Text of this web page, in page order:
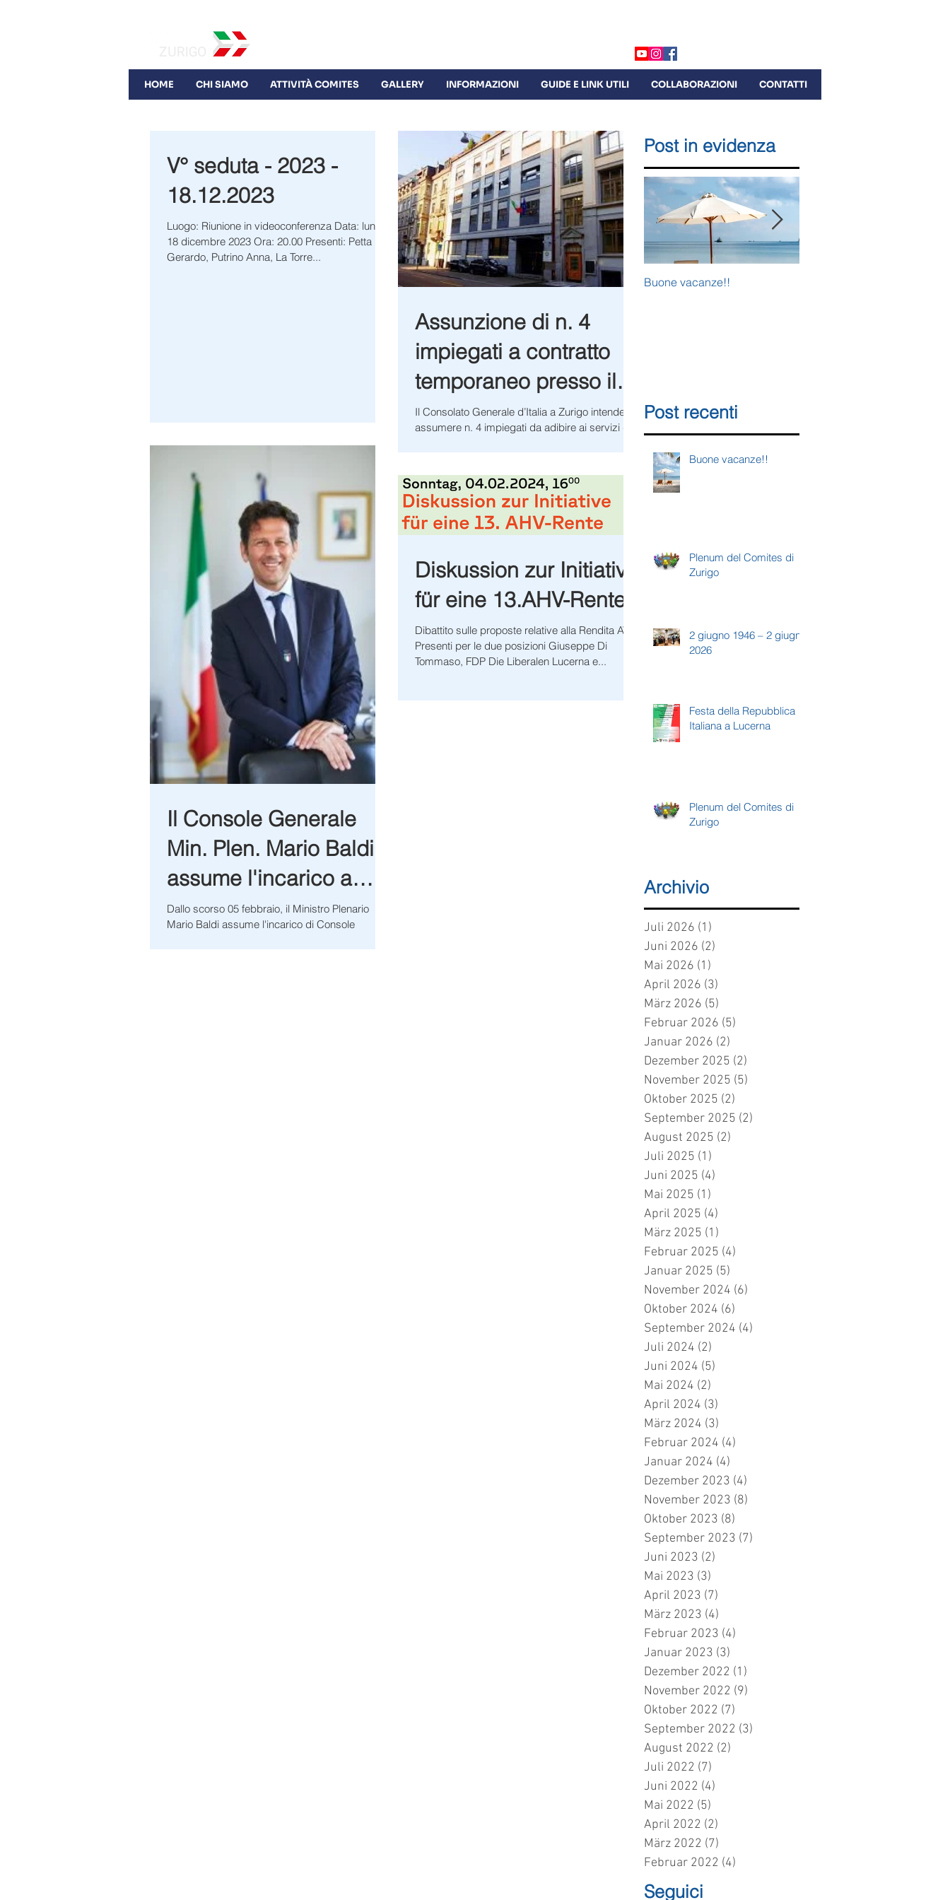
HOME CHI SIAMO ATTIVITÀ COMITES GALLERY INFORMAZIONI GUIDE E LINK UTILI COLLABORAZIONI CONTATTI
V° seduta - 2023 -
18.12.2023
Luogo: Riunione in videoconferenza Data: lunedì
18 dicembre 2023 Ora: 20.00 Presenti: Petta
Gerardo, Putrino Anna, La Torre...
Assunzione di n. 4
impiegati a contratto
temporaneo presso il
Consolato Generale
d'Italia in Zurigo
Il Consolato Generale d’Italia a Zurigo intende
assumere n. 4 impiegati da adibire ai servizi di
Il Console Generale
Min. Plen. Mario Baldi
assume l'incarico a
Zurigo
Dallo scorso 05 febbraio, il Ministro Plenario
Mario Baldi assume l'incarico di Console
Diskussion zur Initiative
für eine 13.AHV-Rente
Dibattito sulle proposte relative alla Rendita AVS.
Presenti per le due posizioni Giuseppe Di
Tommaso, FDP Die Liberalen Lucerna e...
Post in evidenza
Buone vacanze!!
Post recenti
Buone vacanze!!
Plenum del Comites di
Zurigo
2 giugno 1946 – 2 giugno
2026
Festa della Repubblica
Italiana a Lucerna
Plenum del Comites di
Zurigo
Archivio
Juli 2026 (1)
Juni 2026 (2)
Mai 2026 (1)
April 2026 (3)
März 2026 (5)
Februar 2026 (5)
Januar 2026 (2)
Dezember 2025 (2)
November 2025 (5)
Oktober 2025 (2)
September 2025 (2)
August 2025 (2)
Juli 2025 (1)
Juni 2025 (4)
Mai 2025 (1)
April 2025 (4)
März 2025 (1)
Februar 2025 (4)
Januar 2025 (5)
November 2024 (6)
Oktober 2024 (6)
September 2024 (4)
Juli 2024 (2)
Juni 2024 (5)
Mai 2024 (2)
April 2024 (3)
März 2024 (3)
Februar 2024 (4)
Januar 2024 (4)
Dezember 2023 (4)
November 2023 (8)
Oktober 2023 (8)
September 2023 (7)
Juni 2023 (2)
Mai 2023 (3)
April 2023 (7)
März 2023 (4)
Februar 2023 (4)
Januar 2023 (3)
Dezember 2022 (1)
November 2022 (9)
Oktober 2022 (7)
September 2022 (3)
August 2022 (2)
Juli 2022 (7)
Juni 2022 (4)
Mai 2022 (5)
April 2022 (2)
März 2022 (7)
Februar 2022 (4)
Seguici